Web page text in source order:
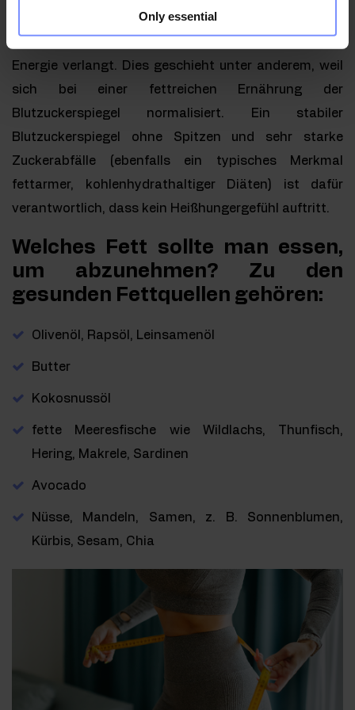
Only essential
zu kontrollieren oder nachzudenken, essen Sie
Energie verlangt. Dies geschieht unter anderem, weil
sich bei einer fettreichen Ernährung der
Blutzuckerspiegel normalisiert. Ein stabiler
Blutzuckerspiegel ohne Spitzen und sehr starke
Zuckerabfälle (ebenfalls ein typisches Merkmal
fettarmer, kohlenhydrathaltiger Diäten) ist dafür
verantwortlich, dass kein Heißhungergefühl auftritt.
Welches Fett sollte man essen,
um abzunehmen? Zu den
gesunden Fettquellen gehören:
Olivenöl, Rapsöl, Leinsamenöl
Butter
Kokosnussöl
fette Meeresfische wie Wildlachs, Thunfisch,
Hering, Makrele, Sardinen
Avocado
Nüsse, Mandeln, Samen, z. B. Sonnenblumen,
Kürbis, Sesam, Chia